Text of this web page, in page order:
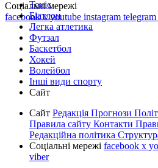
Соціальні мережі
facebookxyoutube instagram telegram
Теніс
Біатлон
Легка атлетика
Футзал
Баскетбол
Хокей
Волейбол
Інші види спорту
Сайт
Сайт Редакція Прогнози
Правила сайту Контакти
Редакційна політика
Соціальні мережі facebook x
viber